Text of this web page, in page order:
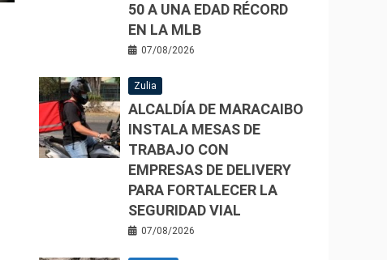
50 A UNA EDAD RÉCORD
EN LA MLB
07/08/2026
Zulia
ALCALDÍA DE MARACAIBO
INSTALA MESAS DE
TRABAJO CON
EMPRESAS DE DELIVERY
PARA FORTALECER LA
SEGURIDAD VIAL
07/08/2026